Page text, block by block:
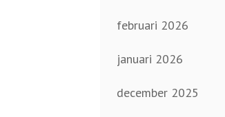
februari 2026
januari 2026
december 2025